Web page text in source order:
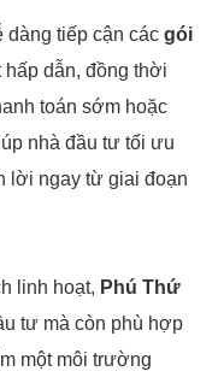
dàng tiếp cận các gói
dẫn, đồng thời
toán sớm hoặc
nhà đầu tư tối ưu
lời ngay từ giai đoạn
linh hoạt, Phú Thứ
tư mà còn phù hợp
một môi trường